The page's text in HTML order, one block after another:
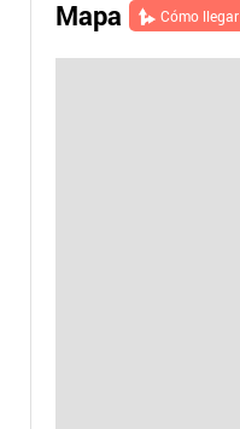
Mapa Cómo llegar